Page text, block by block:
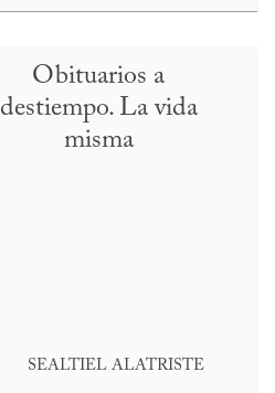
Obituarios a
destiempo. La vida
misma
SEALTIEL ALATRISTE